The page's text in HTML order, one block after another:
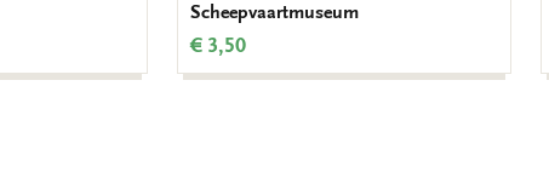
Scheepvaartmuseum
€ 3,50